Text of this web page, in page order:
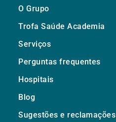
O Grupo
Trofa Saúde Academia
Serviços
Perguntas frequentes
Hospitais
Blog
Sugestões e reclamações